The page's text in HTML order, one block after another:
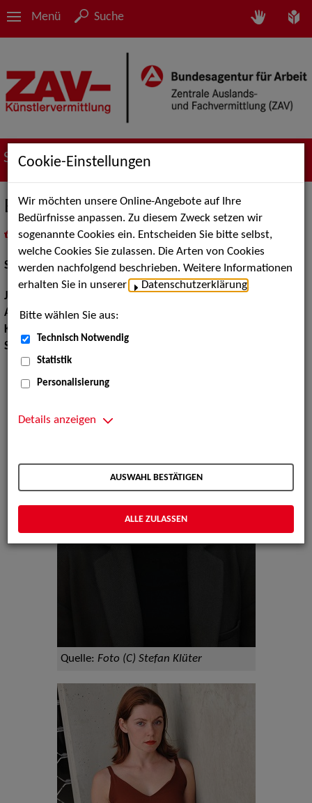
Menü Suche
Suche nach Künstler*innen
Bo-Phyllis Strube
als PDF speichern
inMeine Merklistelegen
Schauspiel:Film und TV
Jahrgang:
Augenfarbe:blau
Körpergröße:
Sprachen:
Deutsch, Englisch
Quelle: Foto (C) Stefan Klüter
Cookie-Einstellungen
Wir möchten unsere Online-Angebote auf Ihre
Bedürfnisse anpassen. Zu diesem Zweck setzen wir
sogenannte Cookies ein. Entscheiden Sie bitte selbst,
welche Cookies Sie zulassen. Die Arten von Cookies
werden nachfolgend beschrieben. Weitere Informationen
erhalten Sie in unserer
Datenschutzerklärung
Bitte wählen Sie aus:
Technisch Notwendig
Statistik
Personalisierung
Details anzeigen
AUSWAHL BESTÄTIGEN
ALLE ZULASSEN